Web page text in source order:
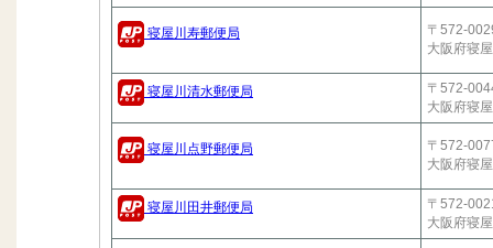
寝屋川寿郵便局
〒572-
大阪府寝
寝屋川清水郵便局
〒572-
大阪府寝
寝屋川点野郵便局
〒572-
大阪府寝
寝屋川田井郵便局
〒572-
大阪府寝